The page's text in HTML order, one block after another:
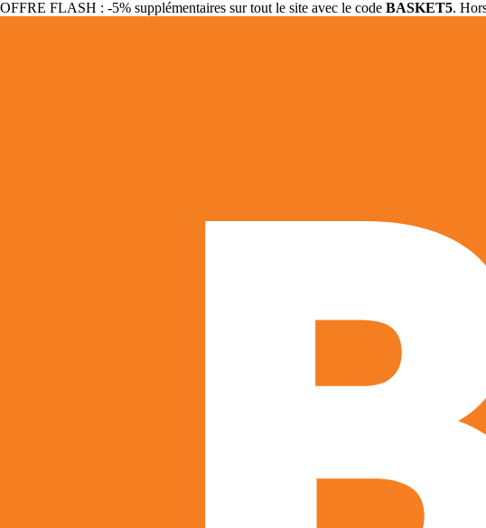
OFFRE FLASH : -5% supplémentaires sur tout le site avec le code BASKET5.